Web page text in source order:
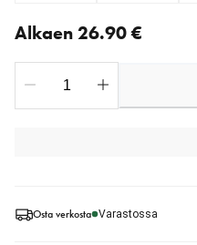
Osta verkosta Varastossa
Alkaen 26.90 €